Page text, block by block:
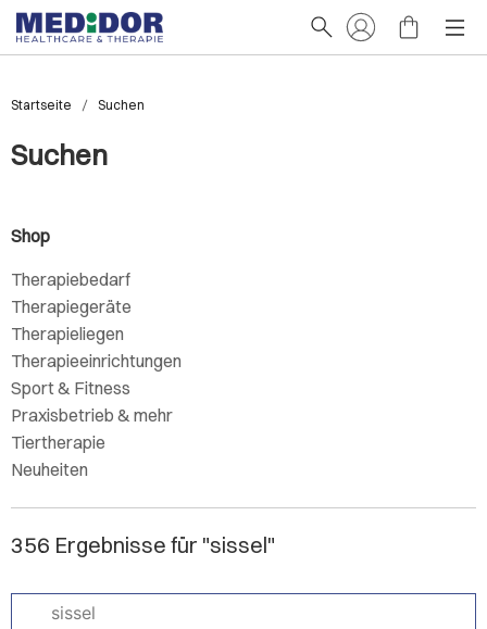
Startseite Suchen
Suchen
Shop
Therapiebedarf
Therapiegeräte
Therapieliegen
Therapieeinrichtungen
Sport & Fitness
Praxisbetrieb & mehr
Tiertherapie
Neuheiten
356 Ergebnisse für "sissel"